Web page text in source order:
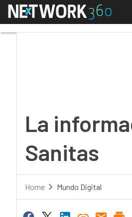
Menú
La
Sanitas
Home Mundo Digital